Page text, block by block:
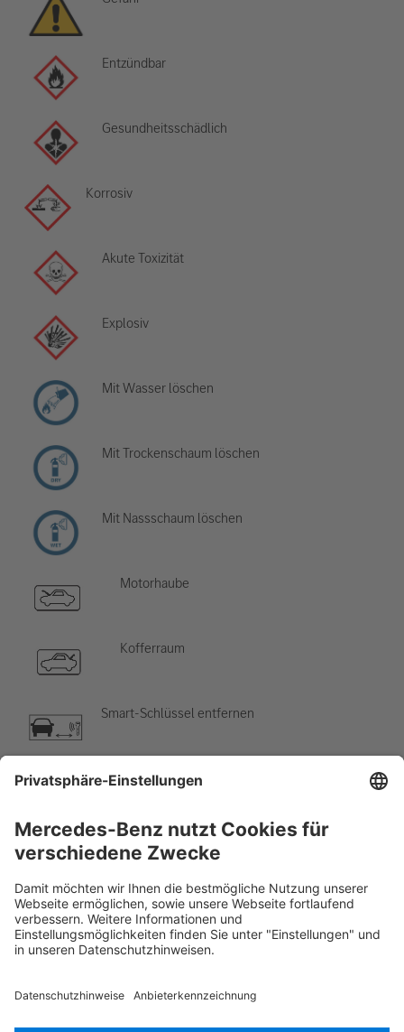
Entzündbar
Gesundheitsschädlich
Korrosiv
Akute Toxizität
Explosiv
Mit Wasser löschen
Mit Trockenschaum löschen
Mit Nassschaum löschen
Motorhaube
Kofferraum
Smart-Schlüssel entfernen
Klimaanlage
Gefahr, niedrige Temperatur